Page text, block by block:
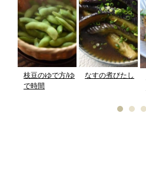
枝豆のゆで方/ゆ
で時間
なすの煮びたし